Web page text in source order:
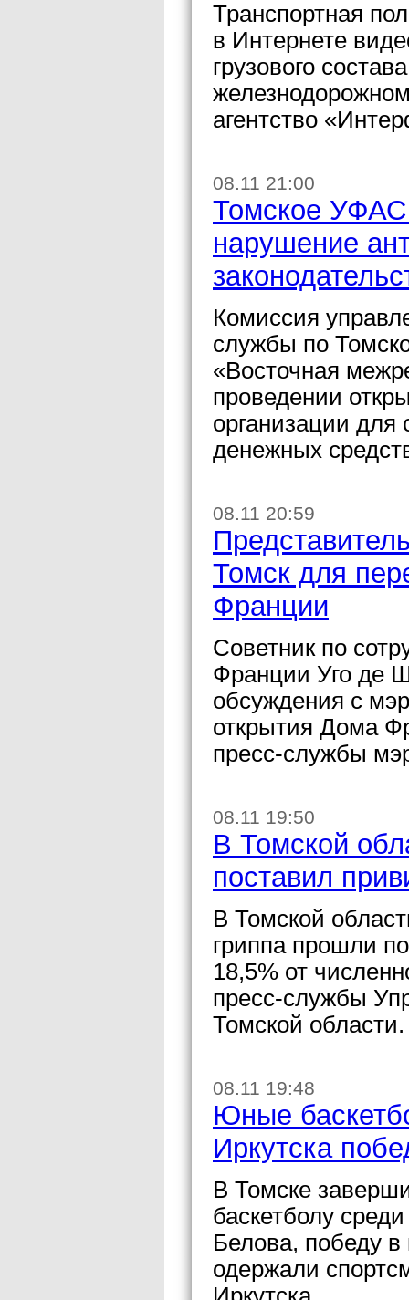
Транспортная
в Интернете
грузового
агентство
08.11 21:00
Томское УФАС
нарушение
Комиссия
службы по
«Восточная
проведении
организации для
денежных
08.11 20:59
Томск для
Франции
Советник по
Франции Уго де
обсуждения с
открытия Дома
пресс-службы
08.11 19:50
В Томской
поставил
В Томской
гриппа прошли
18,5% от
пресс-службы
Томской области.
08.11 19:48
Юные
Иркутска
В Томске
баскетболу
Белова, победу в
одержали